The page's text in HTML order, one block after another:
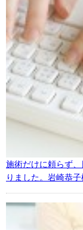
施術だけに頼らず
りました。岩崎恭